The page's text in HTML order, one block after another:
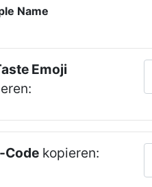
Name
Emoji
Code kopieren: